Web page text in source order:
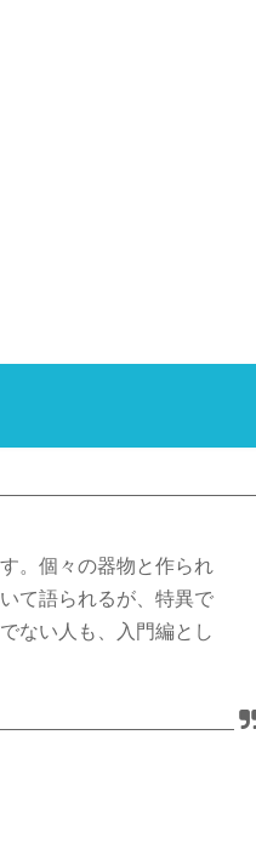
。個々の器物と作られ
て語られるが、特異で
ない人も、入門編とし